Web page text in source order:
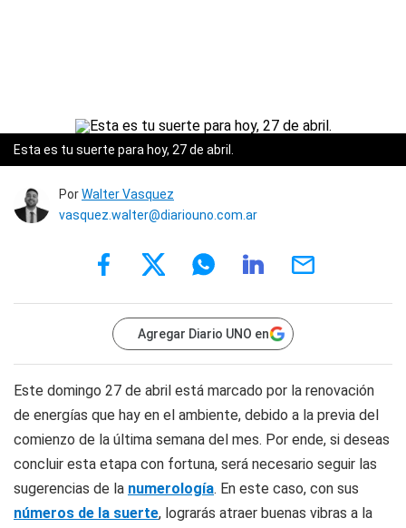
Esta es tu suerte para hoy, 27 de abril.
PorWalter Vasquez
vasquez.walter@diariouno.com.ar
Agregar Diario UNO en
Este domingo 27 de abril está marcado por la renovación
de energías que hay en el ambiente, debido a la previa del
comienzo de la última semana del mes. Por ende, si deseas
concluir esta etapa con fortuna, será necesario seguir las
sugerencias de la numerología. En este caso, con sus
números de la suerte, lograrás atraer buenas vibras a la